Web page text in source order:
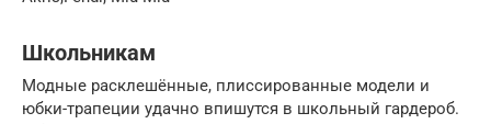
Школьникам
Модные расклешённые, плиссированные модели и
юбки-трапеции удачно впишутся в школьный гардероб.